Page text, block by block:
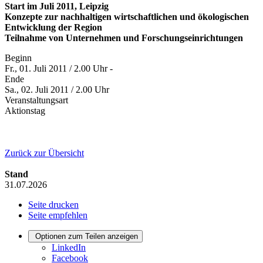
Start im Juli 2011, Leipzig
Konzepte zur nachhaltigen wirtschaftlichen und ökologischen
Entwicklung der Region
Teilnahme von Unternehmen und Forschungseinrichtungen
Beginn
Fr., 01. Juli 2011 / 2.00 Uhr -
Ende
Sa., 02. Juli 2011 / 2.00 Uhr
Veranstaltungsart
Aktionstag
Zurück zur Übersicht
Stand
31.07.2026
Seite drucken
Seite empfehlen
Optionen zum Teilen anzeigen
LinkedIn
Facebook